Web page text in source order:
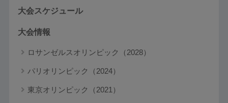
大会スケジュール
大会情報
ロサンゼルスオリンピック（2028）
パリオリンピック（2024）
東京オリンピック（2021）